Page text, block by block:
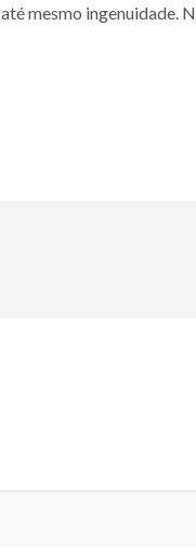
mesmo ingenuidade.